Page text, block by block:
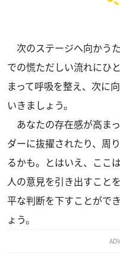
次のステージへ向かう
での慌ただしい流れにひ
まって呼吸を整え、次に
いきましょう。
あなたの存在感が高ま
ダーに抜擢されたり、周
るかも。とはいえ、ここ
人の意見を引き出すこと
平な判断を下すことがで
ょう。